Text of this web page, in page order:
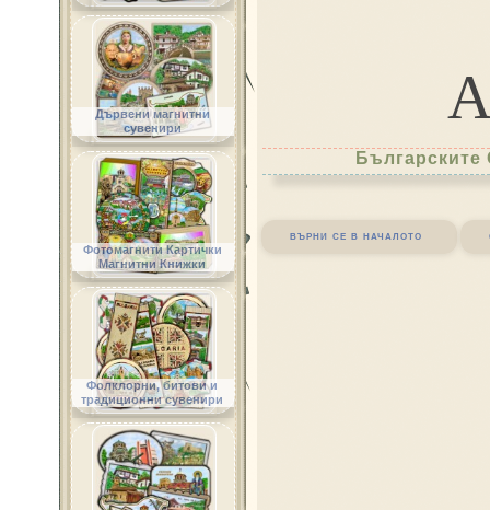
върни се в началото
Дървени магнитни
сувенири
Фотомагнити Картички
Магнитни Книжки
Фолклорни, битови и
традиционни сувенири